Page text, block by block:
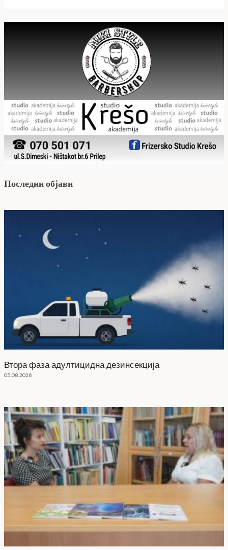
Последни објави
Втора фаза адултицидна дезинсекција
05.08.2026